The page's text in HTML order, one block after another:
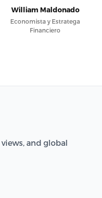
William Maldonado
Economista y Estratega
Financiero
and global